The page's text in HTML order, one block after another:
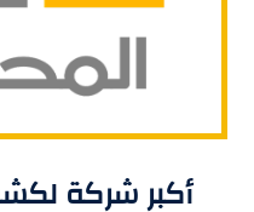
أكبر شركة